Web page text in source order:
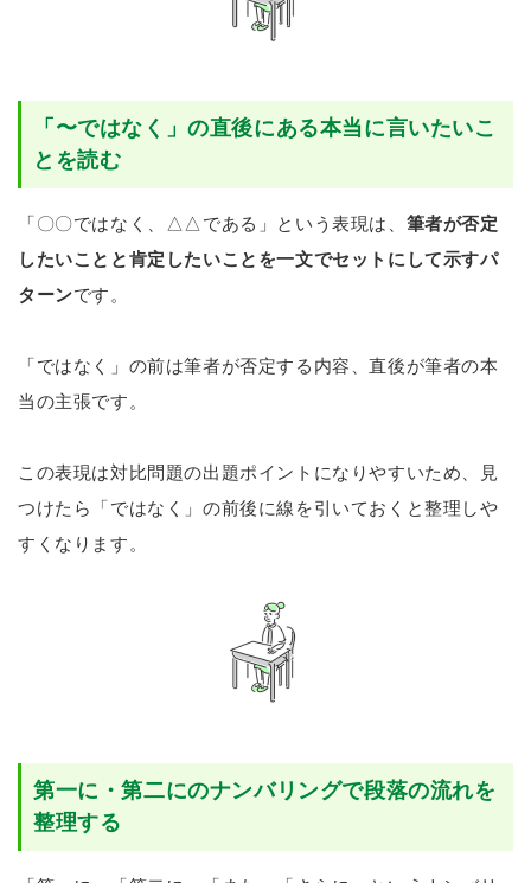
「〜ではなく」の直後にある本当に言いたいこ
とを読む
「〇〇ではなく、△△である」という表現は、 筆者が否定
したいことと肯定したいことを一文でセットにして示すパ
ターンです。
「ではなく」の前は筆者が否定する内容、直後が筆者の本
当の主張です。
この表現は対比問題の出題ポイントになりやすいため、見
つけたら「ではなく」の前後に線を引いておくと整理しや
すくなります。
第一に・第二にのナンバリングで段落の流れを
整理する